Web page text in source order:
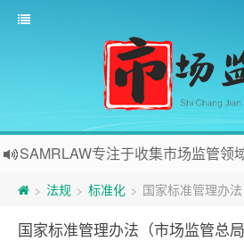
SAMRLAW专注于收集市场监管领
> 法规 > 标准化 > 国家标准管理办
国家标准管理办法（市场监管总局